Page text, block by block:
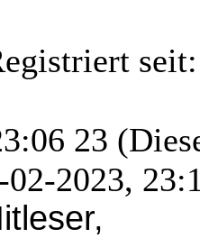
23
02-2023,